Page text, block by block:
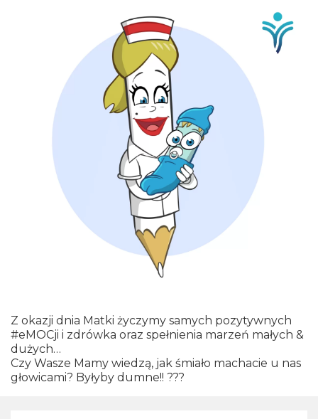
Z okazji dnia Matki życzymy samych pozytywnych
#eMOCji i zdrówka oraz spełnienia marzeń małych &
dużych…
Czy Wasze Mamy wiedzą, jak śmiało machacie u nas
głowicami? Byłyby dumne!! ???